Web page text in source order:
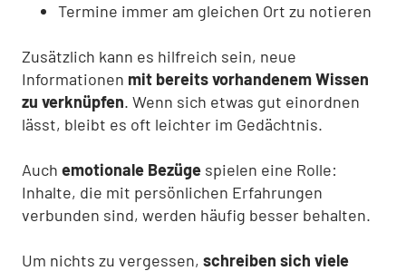
Termine immer am gleichen Ort zu notieren
Zusätzlich kann es hilfreich sein, neue
Informationen mit bereits vorhandenem Wissen
zu verknüpfen. Wenn sich etwas gut einordnen
lässt, bleibt es oft leichter im Gedächtnis.
Auch emotionale Bezüge spielen eine Rolle:
Inhalte, die mit persönlichen Erfahrungen
verbunden sind, werden häufig besser behalten.
Um nichts zu vergessen, schreiben sich viele